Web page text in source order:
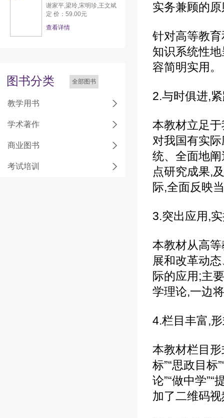
谢家平,梁玲,宋明珍,王文斌
定 价：59.00元
查看详情
图书分类 全部图书
教学用书
学术著作
商业图书
考试培训
实务兼顾的
针对高等教
知识系统性
容简明实用。
2.与时俱进,
本教材立足
对我国有实
统、全面地
点研究成果,
际,全面反映
3.突出应用,
本教材从高
展和改革动
际的应用;主
学理论,一边
4.栏目丰富,
本教材栏目形
标”“思政目标
论”“做中学”“
加了二维码